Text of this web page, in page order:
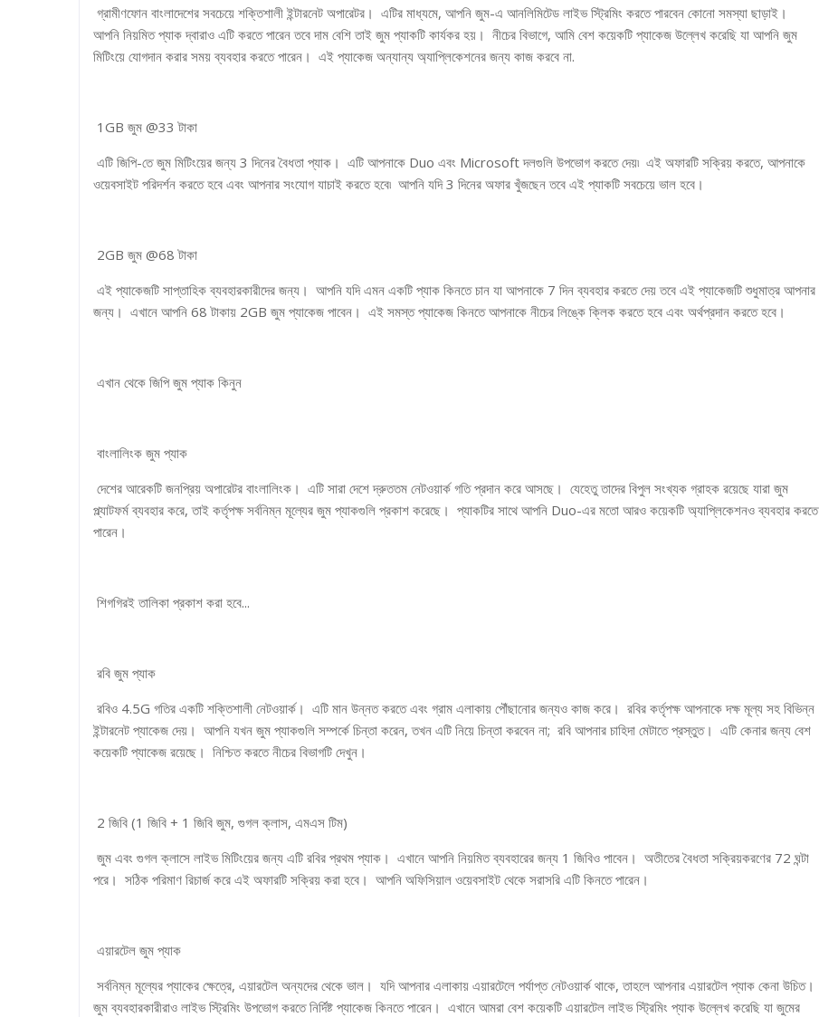
গ্রামীণফোন বাংলাদেশের সবচেয়ে শক্তিশালী ইন্টারনেট অপারেটর। এটির মাধ্যমে, আপনি জুম-এ আনলিমিটেড লাইভ স্ট্রিমিং করতে পারবেন কোনো সমস্যা ছাড়াই।
আপনি নিয়মিত প্যাক দ্বারাও এটি করতে পারেন তবে দাম বেশি তাই জুম প্যাকটি কার্যকর হয়। নীচের বিভাগে, আমি বেশ কয়েকটি প্যাকেজ উল্লেখ করেছি যা আপনি জুম
মিটিংয়ে যোগদান করার সময় ব্যবহার করতে পারেন। এই প্যাকেজ অন্যান্য অ্যাপ্লিকেশনের জন্য কাজ করবে না.
1GB জুম @33 টাকা
এটি জিপি-তে জুম মিটিংয়ের জন্য 3 দিনের বৈধতা প্যাক। এটি আপনাকে Duo এবং Microsoft দলগুলি উপভোগ করতে দেয়৷ এই অফারটি সক্রিয় করতে, আপনাকে
ওয়েবসাইট পরিদর্শন করতে হবে এবং আপনার সংযোগ যাচাই করতে হবে৷ আপনি যদি 3 দিনের অফার খুঁজছেন তবে এই প্যাকটি সবচেয়ে ভাল হবে।
2GB জুম @68 টাকা
এই প্যাকেজটি সাপ্তাহিক ব্যবহারকারীদের জন্য। আপনি যদি এমন একটি প্যাক কিনতে চান যা আপনাকে 7 দিন ব্যবহার করতে দেয় তবে এই প্যাকেজটি শুধুমাত্র আপনার
জন্য। এখানে আপনি 68 টাকায় 2GB জুম প্যাকেজ পাবেন। এই সমস্ত প্যাকেজ কিনতে আপনাকে নীচের লিঙ্কে ক্লিক করতে হবে এবং অর্থপ্রদান করতে হবে।
এখান থেকে জিপি জুম প্যাক কিনুন
বাংলালিংক জুম প্যাক
দেশের আরেকটি জনপ্রিয় অপারেটর বাংলালিংক। এটি সারা দেশে দ্রুততম নেটওয়ার্ক গতি প্রদান করে আসছে। যেহেতু তাদের বিপুল সংখ্যক গ্রাহক রয়েছে যারা জুম
প্ল্যাটফর্ম ব্যবহার করে, তাই কর্তৃপক্ষ সর্বনিম্ন মূল্যের জুম প্যাকগুলি প্রকাশ করেছে। প্যাকটির সাথে আপনি Duo-এর মতো আরও কয়েকটি অ্যাপ্লিকেশনও ব্যবহার করতে
পারেন।
শিগগিরই তালিকা প্রকাশ করা হবে...
রবি জুম প্যাক
রবিও 4.5G গতির একটি শক্তিশালী নেটওয়ার্ক। এটি মান উন্নত করতে এবং গ্রাম এলাকায় পৌঁছানোর জন্যও কাজ করে। রবির কর্তৃপক্ষ আপনাকে দক্ষ মূল্য সহ বিভিন্ন
ইন্টারনেট প্যাকেজ দেয়। আপনি যখন জুম প্যাকগুলি সম্পর্কে চিন্তা করেন, তখন এটি নিয়ে চিন্তা করবেন না; রবি আপনার চাহিদা মেটাতে প্রস্তুত। এটি কেনার জন্য বেশ
কয়েকটি প্যাকেজ রয়েছে। নিশ্চিত করতে নীচের বিভাগটি দেখুন।
2 জিবি (1 জিবি + 1 জিবি জুম, গুগল ক্লাস, এমএস টিম)
জুম এবং গুগল ক্লাসে লাইভ মিটিংয়ের জন্য এটি রবির প্রথম প্যাক। এখানে আপনি নিয়মিত ব্যবহারের জন্য 1 জিবিও পাবেন। অতীতের বৈধতা সক্রিয়করণের 72 ঘন্টা
পরে। সঠিক পরিমাণ রিচার্জ করে এই অফারটি সক্রিয় করা হবে। আপনি অফিসিয়াল ওয়েবসাইট থেকে সরাসরি এটি কিনতে পারেন।
এয়ারটেল জুম প্যাক
সর্বনিম্ন মূল্যের প্যাকের ক্ষেত্রে, এয়ারটেল অন্যদের থেকে ভাল। যদি আপনার এলাকায় এয়ারটেলে পর্যাপ্ত নেটওয়ার্ক থাকে, তাহলে আপনার এয়ারটেল প্যাক কেনা উচিত।
জুম ব্যবহারকারীরাও লাইভ স্ট্রিমিং উপভোগ করতে নির্দিষ্ট প্যাকেজ কিনতে পারেন। এখানে আমরা বেশ কয়েকটি এয়ারটেল লাইভ স্ট্রিমিং প্যাক উল্লেখ করেছি যা জুমের